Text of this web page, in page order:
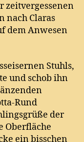
zeitvergessenen
nach Claras
dem Anwesen
Stuhls,
und schob ihn
Rund
der
Oberfläche
ein bisschen